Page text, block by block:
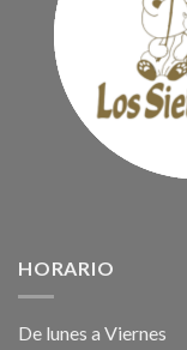
HORARIO
De lunes a Viernes